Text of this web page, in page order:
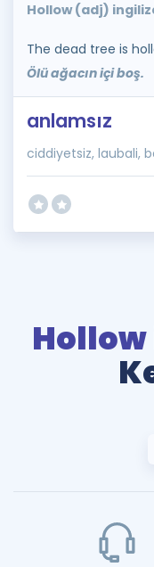
Hollow (adj)
The dead tree is
Ölü ağacın içi boş.
anlamsız
ciddiyetsiz, laubali,
Hollow